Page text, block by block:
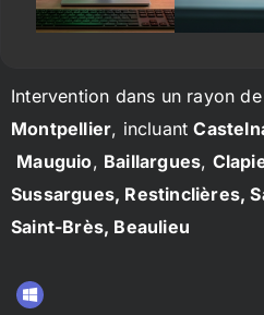
Intervention dans un rayon
Montpellier, incluant
Mauguio, Baillargues,
Sussargues, Restinclières,
Saint-Brès, Beaulieu